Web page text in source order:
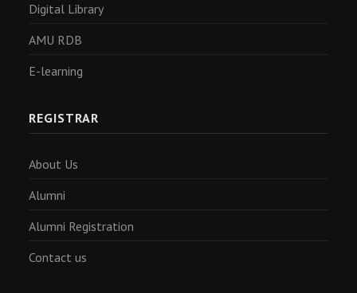
Digital Library
AMU RDB
E-learning
REGISTRAR
About Us
Alumni
Alumni Registration
Contact us